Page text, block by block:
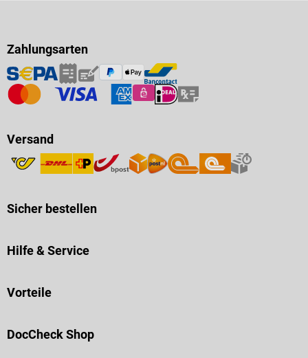
Zahlungsarten
Versand
Sicher bestellen
Hilfe & Service
Vorteile
DocCheck Shop